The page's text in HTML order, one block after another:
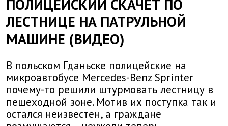
ПОЛИЦЕЙСКИЙ СКАЧЕТ ПО
ЛЕСТНИЦЕ НА ПАТРУЛЬНОЙ
МАШИНЕ (ВИДЕО)
В польском Гданьске полицейские на
микроавтобусе Mercedes-Benz Sprinter
почему-то решили штурмовать лестницу в
пешеходной зоне. Мотив их поступка так и
остался неизвестен, а граждане